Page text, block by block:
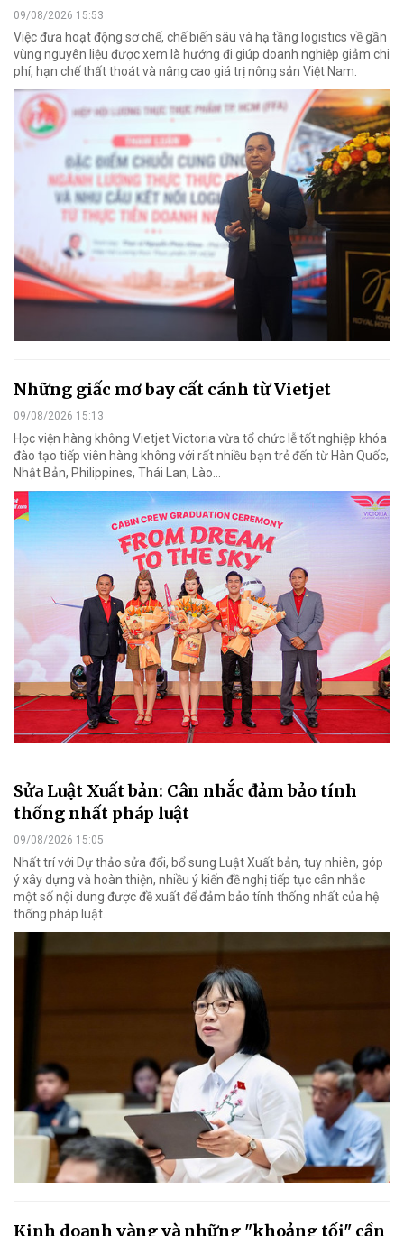
09/08/2026 15:53
Việc đưa hoạt động sơ chế, chế biến sâu và hạ tầng logistics về gần
vùng nguyên liệu được xem là hướng đi giúp doanh nghiệp giảm chi
phí, hạn chế thất thoát và nâng cao giá trị nông sản Việt Nam.
Những giấc mơ bay cất cánh từ Vietjet
09/08/2026 15:13
Học viện hàng không Vietjet Victoria vừa tổ chức lễ tốt nghiệp khóa
đào tạo tiếp viên hàng không với rất nhiều bạn trẻ đến từ Hàn Quốc,
Nhật Bản, Philippines, Thái Lan, Lào…
Sửa Luật Xuất bản: Cân nhắc đảm bảo tính
thống nhất pháp luật
09/08/2026 15:05
Nhất trí với Dự thảo sửa đổi, bổ sung Luật Xuất bản, tuy nhiên, góp
ý xây dựng và hoàn thiện, nhiều ý kiến đề nghị tiếp tục cân nhắc
một số nội dung được đề xuất để đảm bảo tính thống nhất của hệ
thống pháp luật.
Kinh doanh vàng và những "khoảng tối" cần